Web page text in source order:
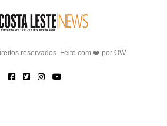
reservados. Feito com ❤️ por OW